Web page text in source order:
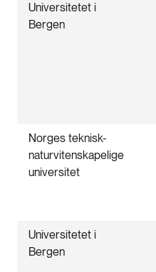
Universitetet i
Bergen
Norges teknisk-
naturvitenskapelige
universitet
Universitetet i
Bergen